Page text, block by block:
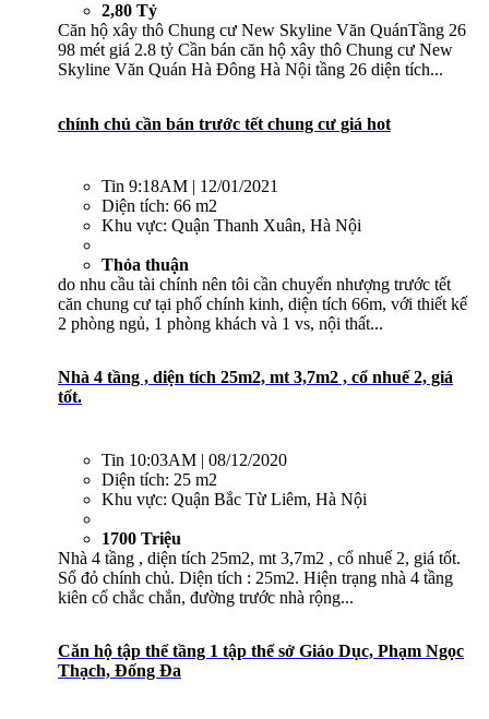
2,80 Tỷ
Căn hộ xây thô Chung cư New Skyline Văn QuánTầng 26
98 mét giá 2.8 tỷ Cần bán căn hộ xây thô Chung cư New
Skyline Văn Quán Hà Đông Hà Nội tầng 26 diện tích...
chính chủ cần bán trước tết chung cư giá hot
Tin 9:18AM | 12/01/2021
Diện tích: 66 m2
Khu vực: Quận Thanh Xuân, Hà Nội
Thỏa thuận
do nhu cầu tài chính nên tôi cần chuyển nhượng trước tết
căn chung cư tại phố chính kinh, diện tích 66m, với thiết kế
2 phòng ngủ, 1 phòng khách và 1 vs, nội thất...
Nhà 4 tầng , diện tích 25m2, mt 3,7m2 , cổ nhuế 2, giá
tốt.
Tin 10:03AM | 08/12/2020
Diện tích: 25 m2
Khu vực: Quận Bắc Từ Liêm, Hà Nội
1700 Triệu
Nhà 4 tầng , diện tích 25m2, mt 3,7m2 , cổ nhuế 2, giá tốt.
Sổ đỏ chính chủ. Diện tích : 25m2. Hiện trạng nhà 4 tầng
kiên cố chắc chắn, đường trước nhà rộng...
Căn hộ tập thể tầng 1 tập thể sở Giáo Dục, Phạm Ngọc
Thạch, Đống Đa